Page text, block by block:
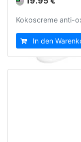
Körperpflege (21)
Parfüm (6)
Hinano (38)
Feinkost (67)
Schmuck und
Kokoscreme anti-
In den